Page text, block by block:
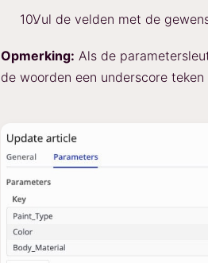
Vul de velden met de
Opmerking: Als de
de woorden een underscore